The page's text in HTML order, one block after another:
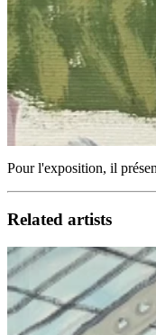
Pour l'exposition, il
Related artists